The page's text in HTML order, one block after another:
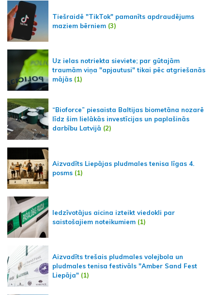
Tiešraidē "TikTok" pamanīts apdraudējums
maziem bērniem (3)
Uz ielas notriekta sieviete; par gūtajām
traumām viņa "apjautusi" tikai pēc atgriešanās
mājās (1)
“Bioforce” piesaista Baltijas biometāna nozarē
līdz šim lielākās investīcijas un paplašinās
darbību Latvijā (2)
Aizvadīts Liepājas pludmales tenisa līgas 4.
posms (1)
Iedzīvotājus aicina izteikt viedokli par
saistošajiem noteikumiem (1)
Aizvadīts trešais pludmales volejbola un
pludmales tenisa festivāls "Amber Sand Fest
Liepāja" (1)